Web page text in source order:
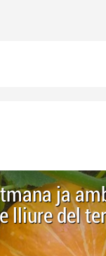
ja
lliure del